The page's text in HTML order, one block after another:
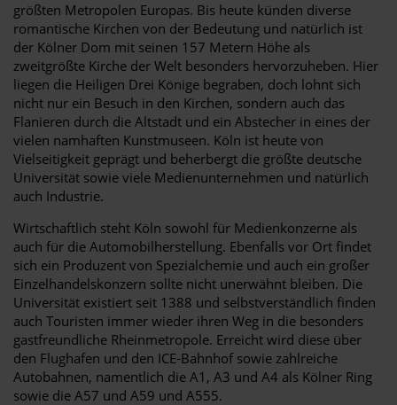
größten Metropolen Europas. Bis heute künden diverse
romantische Kirchen von der Bedeutung und natürlich ist
der Kölner Dom mit seinen 157 Metern Höhe als
zweitgrößte Kirche der Welt besonders hervorzuheben. Hier
liegen die Heiligen Drei Könige begraben, doch lohnt sich
nicht nur ein Besuch in den Kirchen, sondern auch das
Flanieren durch die Altstadt und ein Abstecher in eines der
vielen namhaften Kunstmuseen. Köln ist heute von
Vielseitigkeit geprägt und beherbergt die größte deutsche
Universität sowie viele Medienunternehmen und natürlich
auch Industrie.
Wirtschaftlich steht Köln sowohl für Medienkonzerne als
auch für die Automobilherstellung. Ebenfalls vor Ort findet
sich ein Produzent von Spezialchemie und auch ein großer
Einzelhandelskonzern sollte nicht unerwähnt bleiben. Die
Universität existiert seit 1388 und selbstverständlich finden
auch Touristen immer wieder ihren Weg in die besonders
gastfreundliche Rheinmetropole. Erreicht wird diese über
den Flughafen und den ICE-Bahnhof sowie zahlreiche
Autobahnen, namentlich die A1, A3 und A4 als Kölner Ring
sowie die A57 und A59 und A555.